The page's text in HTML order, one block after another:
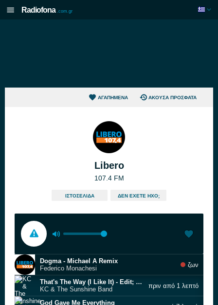
Radiofona .com.gr
ΑΓΑΠΗΜΈΝΑ ΆΚΟΥΣΑ ΠΡΌΣΦΑΤΑ
Libero
107.4 FM
ΙΣΤΟΣΕΛΊΔΑ ΔΕΝ ΈΧΕΤΕ ΉΧΟ;
Dogma - Michael A Remix
Federico Monachesi
ζων
That's The Way (I Like It) - Edit; 2004 Remastered Version
KC & The Sunshine Band
πριν από 1 λεπτό
God Gave Me Everything